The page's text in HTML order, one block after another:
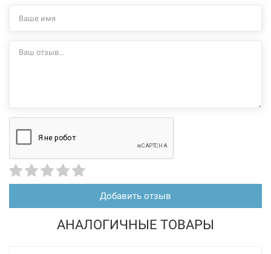
Добавить отзыв
АНАЛОГИЧНЫЕ ТОВАРЫ